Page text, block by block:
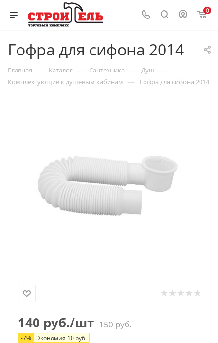
0
Гофра для сифона 2014
Главная — Каталог — Сантехника — Душ —
Комплектующие к душевым кабинам — Гофра для сифона 2014
140 руб./шт 150руб.
-7% Экономия 10 руб.